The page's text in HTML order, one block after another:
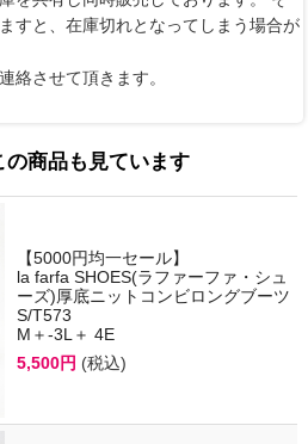
すと、在庫切れとなってしまう場合が
絡させて頂きます。
の商品も見ています
【5000円均一セール】
la farfa SHOES(ラファーファ・シュ
ーズ)厚底ニットコンビロングブーツ
S/T573
M＋-3L＋ 4E
5,500円 (税込)